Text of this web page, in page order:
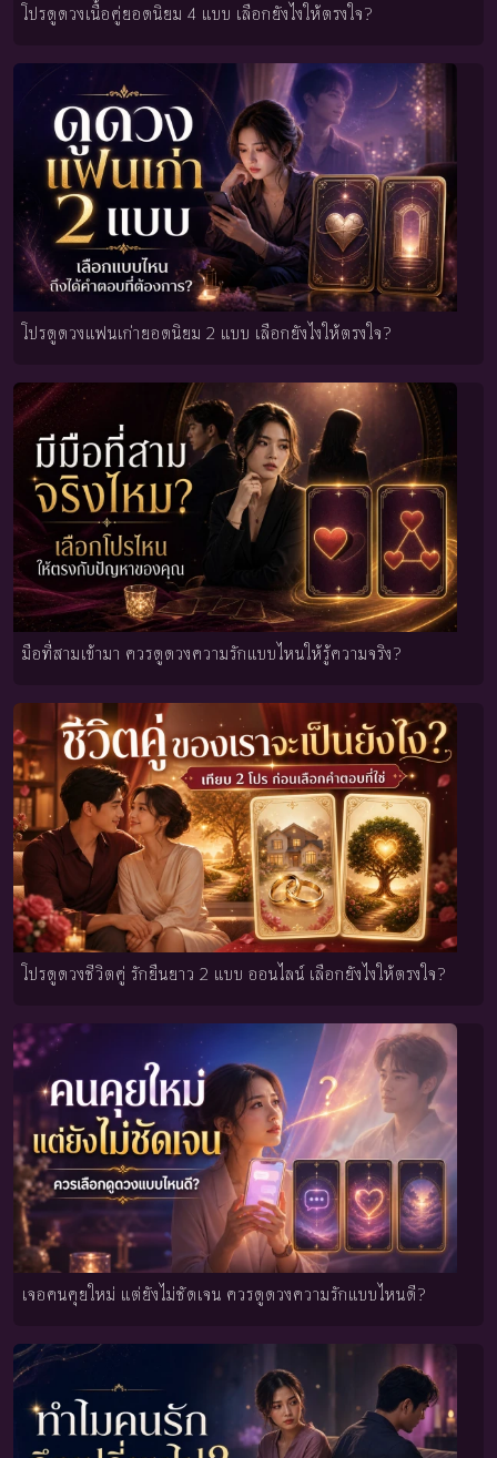
โปรดูดวงเนื้อคู่ยอดนิยม 4 แบบ เลือกยังไงให้ตรงใจ?
โปรดูดวงแฟนเก่ายอดนิยม 2 แบบ เลือกยังไงให้ตรงใจ?
มือที่สามเข้ามา ควรดูดวงความรักแบบไหนให้รู้ความจริง?
โปรดูดวงชีวิตคู่ รักยืนยาว 2 แบบ ออนไลน์ เลือกยังไงให้ตรงใจ?
เจอคนคุยใหม่ แต่ยังไม่ชัดเจน ควรดูดวงความรักแบบไหนดี?